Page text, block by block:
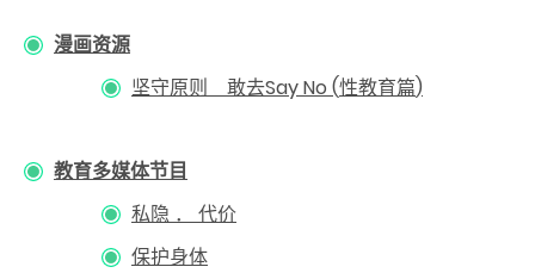
漫画资源
坚守原则 敢去Say No (性教育篇)
教育多媒体节目
私隐 ． 代价
保护身体